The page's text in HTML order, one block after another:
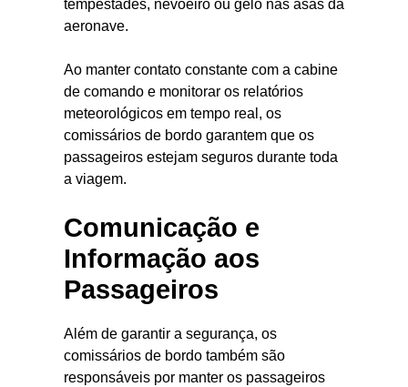
tempestades, nevoeiro ou gelo nas asas da
aeronave.
Ao manter contato constante com a cabine
de comando e monitorar os relatórios
meteorológicos em tempo real, os
comissários de bordo garantem que os
passageiros estejam seguros durante toda
a viagem.
Comunicação e
Informação aos
Passageiros
Além de garantir a segurança, os
comissários de bordo também são
responsáveis por manter os passageiros